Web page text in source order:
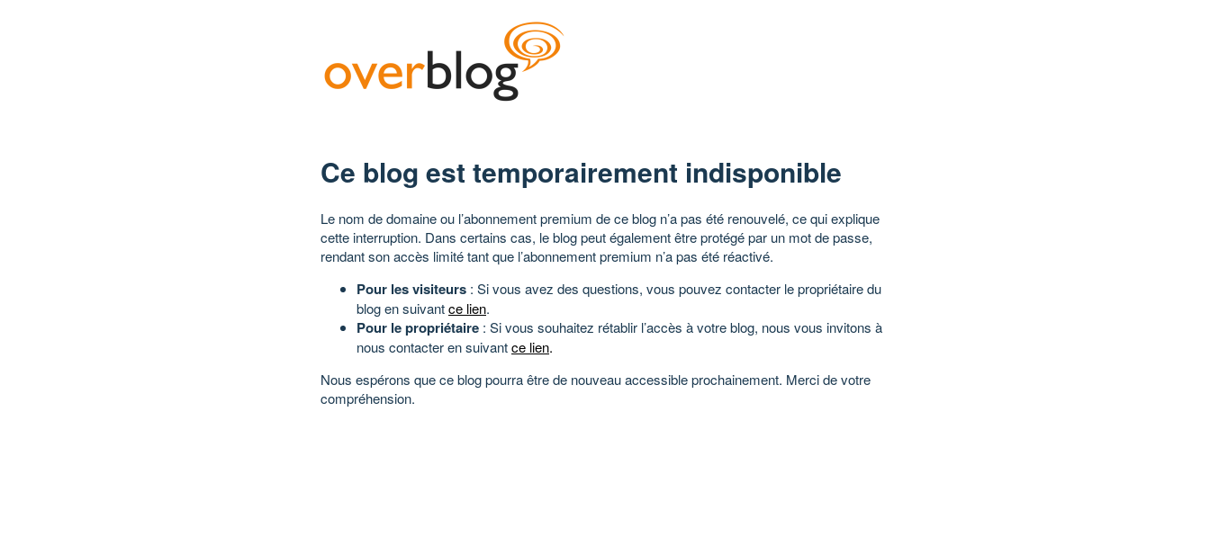
Ce blog est temporairement indisponible
Le nom de domaine ou l’abonnement premium de ce blog n’a pas été renouvelé, ce qui explique
cette interruption. Dans certains cas, le blog peut également être protégé par un mot de passe,
rendant son accès limité tant que l’abonnement premium n’a pas été réactivé.
Pour les visiteurs : Si vous avez des questions, vous pouvez contacter le propriétaire du
blog en suivantce lien.
Pour le propriétaire : Si vous souhaitez rétablir l’accès à votre blog, nous vous invitons à
nous contacter en suivantce lien.
Nous espérons que ce blog pourra être de nouveau accessible prochainement. Merci de votre
compréhension.